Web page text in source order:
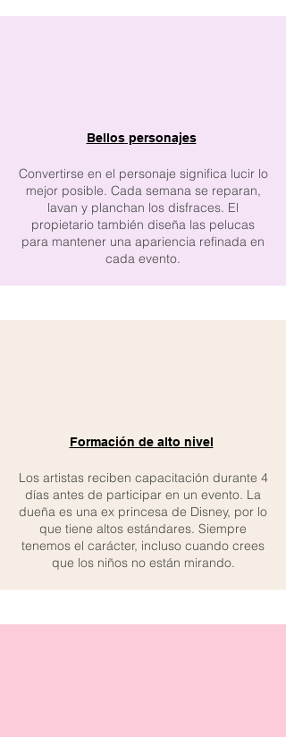
Bellos personajes
Convertirse en el personaje significa lucir lo
mejor posible. Cada semana se reparan,
lavan y planchan los disfraces. El
propietario también diseña las pelucas
para mantener una apariencia refinada en
cada evento.
Formación de alto nivel
Los artistas reciben capacitación durante 4
días antes de participar en un evento. La
dueña es una ex princesa de Disney, por lo
que tiene altos estándares. Siempre
tenemos el carácter, incluso cuando crees
que los niños no están mirando.